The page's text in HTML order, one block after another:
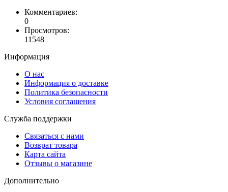
Комментариев:
0
Просмотров:
11548
Информация
О нас
Информация о доставке
Политика безопасности
Условия соглашения
Служба поддержки
Связаться с нами
Возврат товара
Карта сайта
Отзывы о магазине
Дополнительно